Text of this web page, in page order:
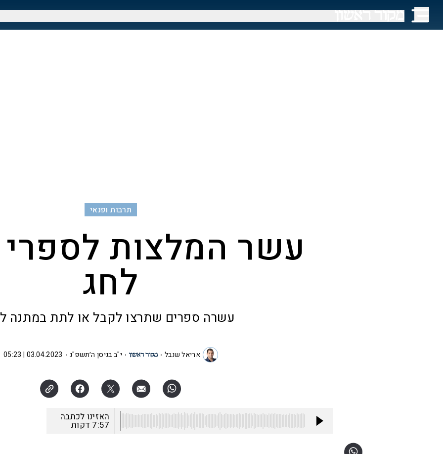
תרבות ופנאי
עשר המלצות
לחג
עשרה ספרים שתרצו לקבל או לתת במתנה
אריאל שנבל י"ב בניסן ה׳תשפ"ג 03.04.2023 | 05:23
האזינו לכתבה
7:57 דקות